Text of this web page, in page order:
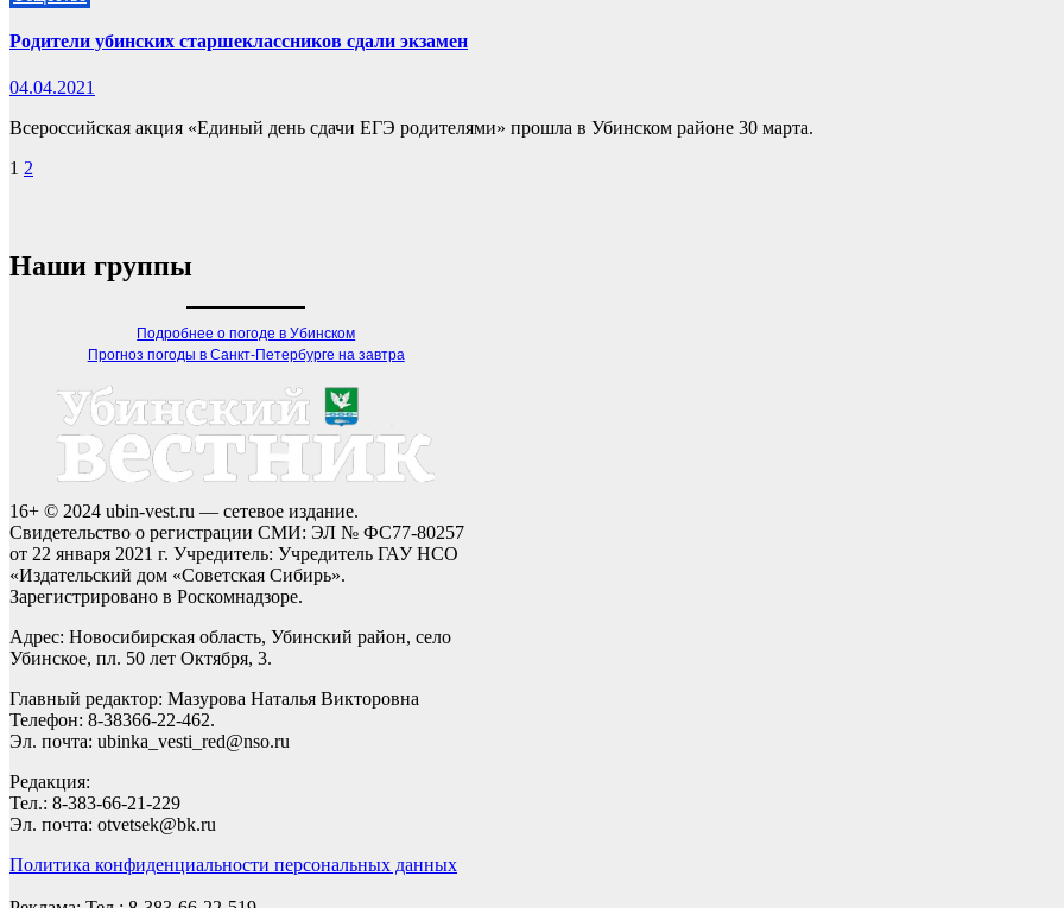
Родители убинских старшеклассников сдали экзамен
04.04.2021
Всероссийская акция «Единый день сдачи ЕГЭ родителями» прошла в Убинском районе 30 марта.
Пагинация
1 2
Наши группы
Подробнее о погоде в Убинском
Прогноз погоды в Санкт-Петербурге на завтра
16+ © 2024 ubin-vest.ru — сетевое издание.
Свидетельство о регистрации СМИ: ЭЛ № ФС77-80257
от 22 января 2021 г. Учредитель: Учредитель ГАУ НСО
«Издательский дом «Советская Сибирь».
Зарегистрировано в Роскомнадзоре.
Адрес: Новосибирская область, Убинский район, село
Убинское, пл. 50 лет Октября, 3.
Главный редактор: Мазурова Наталья Викторовна
Телефон: 8-38366-22-462.
Эл. почта: ubinka_vesti_red@nso.ru
Редакция:
Тел.: 8-383-66-21-229
Эл. почта: otvetsek@bk.ru
Политика конфиденциальности персональных данных